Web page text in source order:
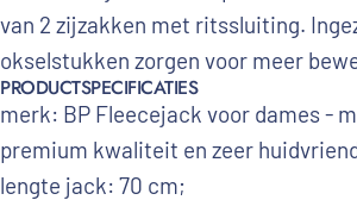
van 2 zijzakken met ritssluiting.
okselstukken zorgen voor meer
PRODUCTSPECIFICATIES
merk: BP Fleecejack voor dames -
premium kwaliteit en zeer
lengte jack: 70 cm;